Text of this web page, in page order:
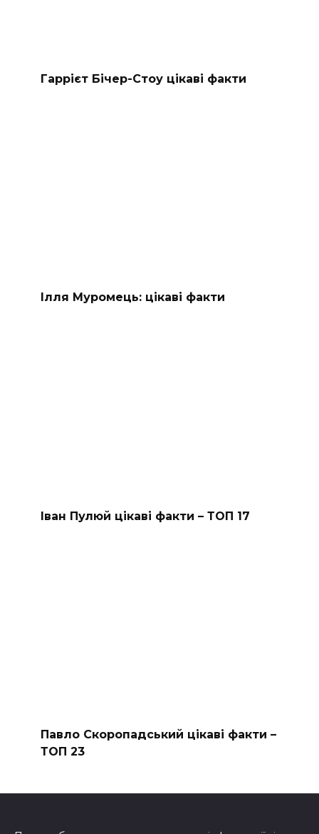
Гаррієт Бічер-Стоу цікаві факти
Ілля Муромець: цікаві факти
Іван Пулюй цікаві факти – ТОП 17
Павло Скоропадський цікаві факти –
ТОП 23